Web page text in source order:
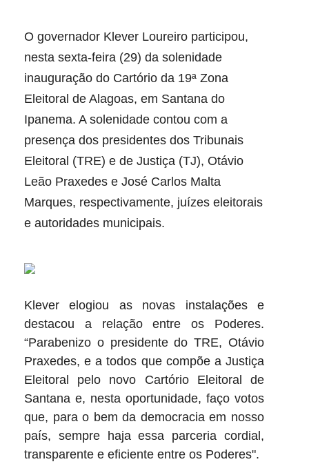
O governador Klever Loureiro participou,
nesta sexta-feira (29) da solenidade
inauguração do Cartório da 19ª Zona
Eleitoral de Alagoas, em Santana do
Ipanema. A solenidade contou com a
presença dos presidentes dos Tribunais
Eleitoral (TRE) e de Justiça (TJ), Otávio
Leão Praxedes e José Carlos Malta
Marques, respectivamente, juízes eleitorais
e autoridades municipais.
Klever elogiou as novas instalações e
destacou a relação entre os Poderes.
“Parabenizo o presidente do TRE, Otávio
Praxedes, e a todos que compõe a Justiça
Eleitoral pelo novo Cartório Eleitoral de
Santana e, nesta oportunidade, faço votos
que, para o bem da democracia em nosso
país, sempre haja essa parceria cordial,
transparente e eficiente entre os Poderes".